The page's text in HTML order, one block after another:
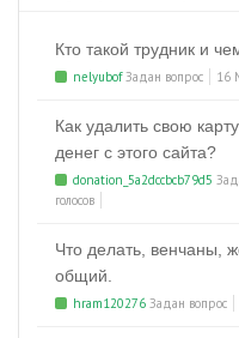
Кто такой трудник и
nelyubofЗадан вопрос 16
Как удалить свою
денег с этого сайта?
donation_5a2dccbcb79d5
голосов
Что делать, венчаны,
общий.
hram120276 Задан вопрос